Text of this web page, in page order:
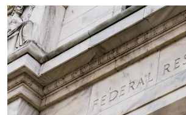
τροφίμων
Κύπρος
Οι τιμές καθορίζουν την
κινητής στην Κύπρο